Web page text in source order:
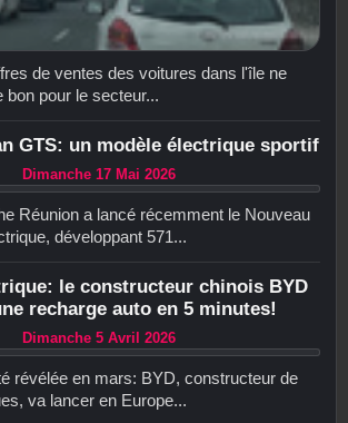
de ventes des voitures dans l'île ne
bon pour le secteur...
GTS: un modèle électrique sportif
Dimanche 17 Mai 2026
Réunion a lancé récemment le Nouveau
développant 571...
le constructeur chinois BYD
recharge auto en 5 minutes!
Dimanche 5 Avril 2026
révélée en mars: BYD, constructeur de
va lancer en Europe...